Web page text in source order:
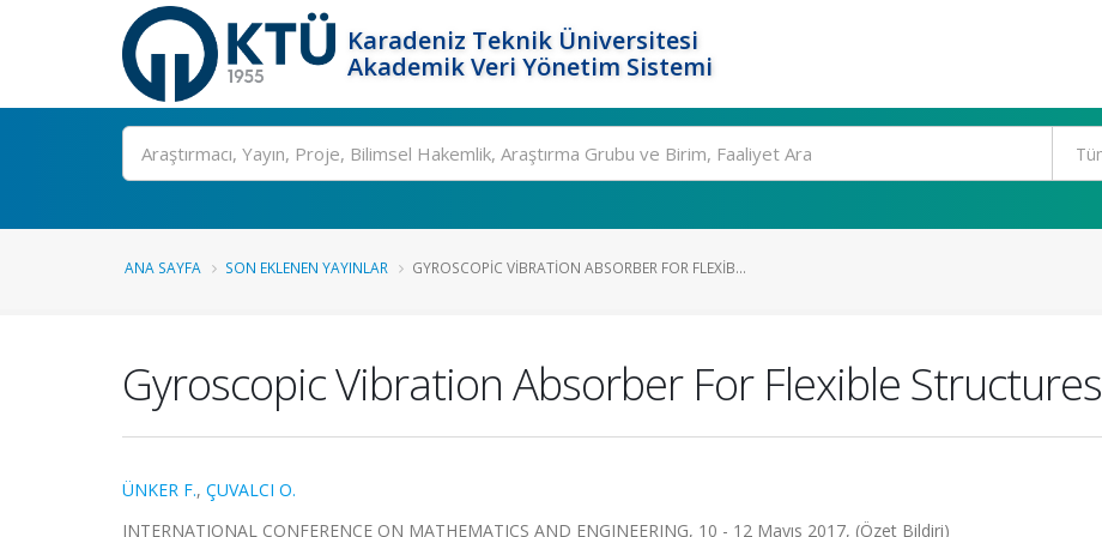
Karadeniz Teknik Üniversitesi
Akademik Veri Yönetim Sistemi
Ara
ANA SAYFA SON EKLENEN YAYINLAR GYROSCOPIC VIBRATION ABSORBER FOR FLEXIB...
Gyroscopic Vibration Absorber For Flexible Structures
ÜNKER F., ÇUVALCI O.
INTERNATIONAL CONFERENCE ON MATHEMATICS AND ENGINEERING, 10 - 12 Mayıs 2017, (Özet Bildiri)